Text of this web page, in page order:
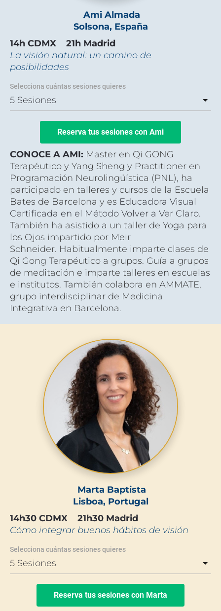
Ami Almada
Solsona, España
14h CDMX    21h Madrid
La visión natural: un camino de
posibilidades
Selecciona cuántas sesiones quieres
Reserva tus sesiones con Ami
CONOCE A AMI: Master en Qi GONG
Terapéutico y Yang Sheng y Practitioner en
Programación Neurolingüística (PNL), ha
participado en talleres y cursos de la Escuela
Bates de Barcelona y es Educadora Visual
Certificada en el Método Volver a Ver Claro.
También ha asistido a un taller de Yoga para
los Ojos impartido por Meir
Schneider. Habitualmente imparte clases de
Qi Gong Terapéutico a grupos. Guía a grupos
de meditación e imparte talleres en escuelas
e institutos. También colabora en AMMATE,
grupo interdisciplinar de Medicina
Integrativa en Barcelona.
Marta Baptista
Lisboa, Portugal
14h30 CDMX    21h30 Madrid
Cómo integrar buenos hábitos de visión
Selecciona cuántas sesiones quieres
Reserva tus sesiones con Marta